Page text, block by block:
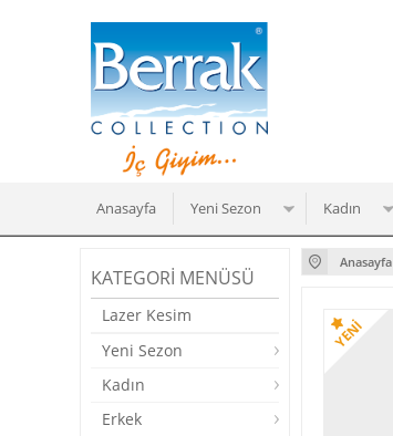
Anasayfa Yeni Sezon Kadın
KATEGORI MENÜSÜ
Lazer Kesim
Yeni Sezon
Kadın
Erkek
Anasayfa